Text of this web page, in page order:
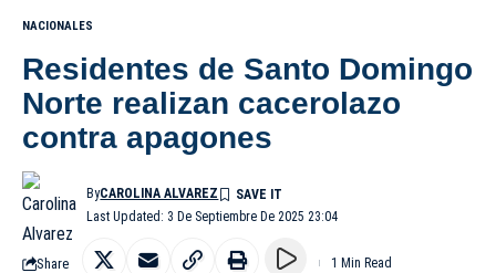
NACIONALES
Residentes de Santo Domingo
Norte realizan cacerolazo
contra apagones
Last Updated: 3 De Septiembre De 2025 23:04
ByCAROLINA ALVAREZ
Share 1 Min Read